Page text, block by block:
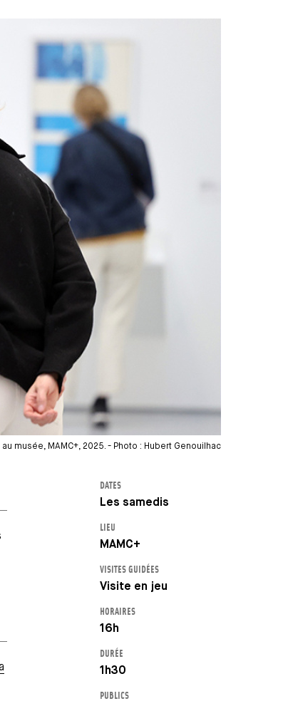
musée, MAMC+, 2025. - Photo : Hubert Genouilhac
DATES
Les samedis
LIEU
MAMC+
VISITES GUIDÉES
Visite en jeu
HORAIRES
16h
DURÉE
1h30
PUBLICS